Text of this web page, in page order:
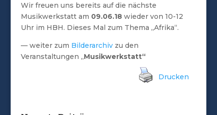
Wir freuen uns bereits auf die nächste
Musikwerkstatt am 09.06.18wieder von 10-12
Uhr im HBH. Dieses Mal zum Thema „Afrika“.
— weiter zum Bilderarchivzu den
Veranstaltungen „Musikwerkstatt“
Drucken